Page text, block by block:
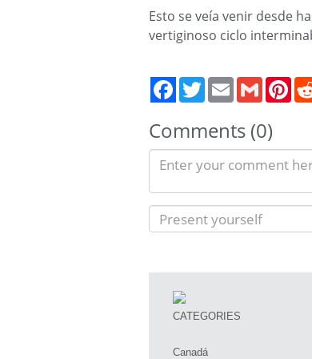
Esto se veía venir desde
vertiginoso ciclo
TwitterEmail Gmail
Comments (0)
CATEGORIES
Canadá